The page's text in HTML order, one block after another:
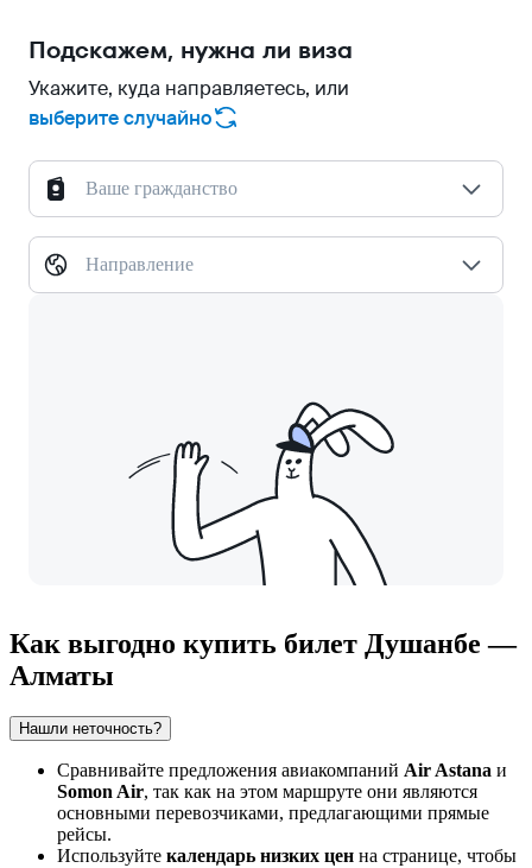
Подскажем, нужна ли виза
Укажите, куда направляетесь, или
выберите случайно
Ваше гражданство
Направление
Как выгодно купить билет Душанбе —
Алматы
Нашли неточность?
Сравнивайте предложения авиакомпаний Air Astana и
Somon Air, так как на этом маршруте они являются
основными перевозчиками, предлагающими прямые
рейсы.
Используйте календарь низких цен на странице, чтобы